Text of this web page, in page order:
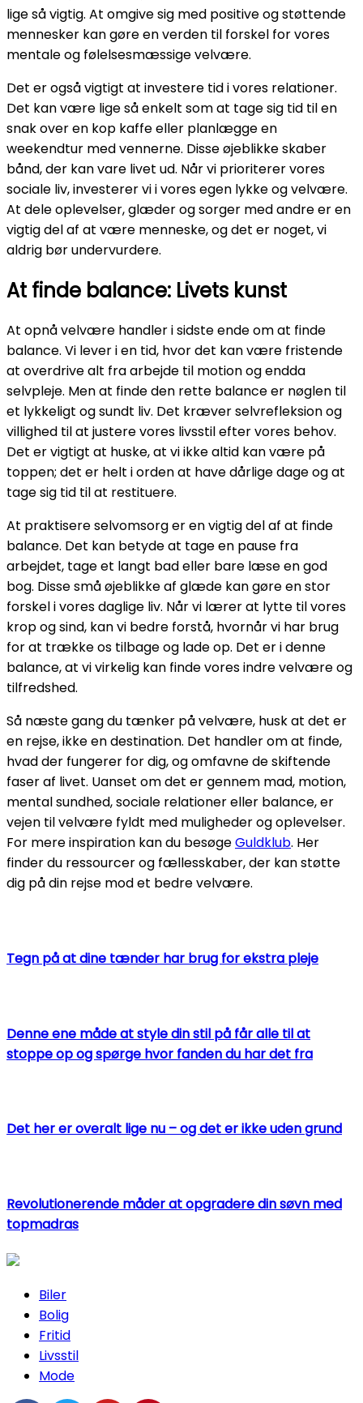
lige så vigtig. At omgive sig med positive og støttende
mennesker kan gøre en verden til forskel for vores
mentale og følelsesmæssige velvære.
Det er også vigtigt at investere tid i vores relationer.
Det kan være lige så enkelt som at tage sig tid til en
snak over en kop kaffe eller planlægge en
weekendtur med vennerne. Disse øjeblikke skaber
bånd, der kan vare livet ud. Når vi prioriterer vores
sociale liv, investerer vi i vores egen lykke og velvære.
At dele oplevelser, glæder og sorger med andre er en
vigtig del af at være menneske, og det er noget, vi
aldrig bør undervurdere.
At finde balance: Livets kunst
At opnå velvære handler i sidste ende om at finde
balance. Vi lever i en tid, hvor det kan være fristende
at overdrive alt fra arbejde til motion og endda
selvpleje. Men at finde den rette balance er nøglen til
et lykkeligt og sundt liv. Det kræver selvrefleksion og
villighed til at justere vores livsstil efter vores behov.
Det er vigtigt at huske, at vi ikke altid kan være på
toppen; det er helt i orden at have dårlige dage og at
tage sig tid til at restituere.
At praktisere selvomsorg er en vigtig del af at finde
balance. Det kan betyde at tage en pause fra
arbejdet, tage et langt bad eller bare læse en god
bog. Disse små øjeblikke af glæde kan gøre en stor
forskel i vores daglige liv. Når vi lærer at lytte til vores
krop og sind, kan vi bedre forstå, hvornår vi har brug
for at trække os tilbage og lade op. Det er i denne
balance, at vi virkelig kan finde vores indre velvære og
tilfredshed.
Så næste gang du tænker på velvære, husk at det er
en rejse, ikke en destination. Det handler om at finde,
hvad der fungerer for dig, og omfavne de skiftende
faser af livet. Uanset om det er gennem mad, motion,
mental sundhed, sociale relationer eller balance, er
vejen til velvære fyldt med muligheder og oplevelser.
For mere inspiration kan du besøgeGuldklub. Her
finder du ressourcer og fællesskaber, der kan støtte
dig på din rejse mod et bedre velvære.
Tegn på at dine tænder har brug for ekstra pleje
Denne ene måde at style din stil på får alle til at
stoppe op og spørge hvor fanden du har det fra
Det her er overalt lige nu – og det er ikke uden grund
Revolutionerende måder at opgradere din søvn med
topmadras
Biler
Bolig
Fritid
Livsstil
Mode